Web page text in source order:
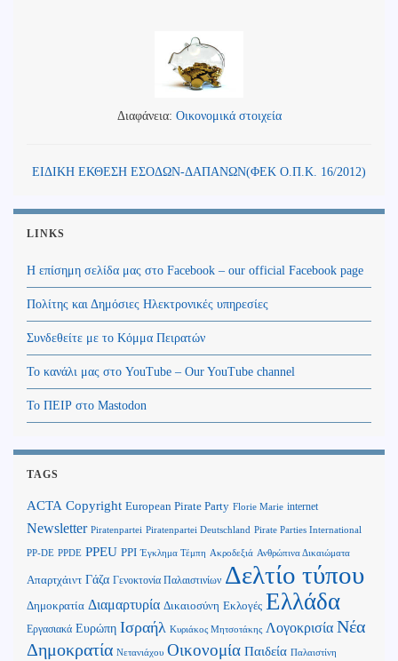
Διαφάνεια: Οικονομικά στοιχεία
ΕΙΔΙΚΗ ΕΚΘΕΣΗ ΕΣΟΔΩΝ-ΔΑΠΑΝΩΝ(ΦΕΚ Ο.Π.Κ. 16/2012)
LINKS
Η επίσημη σελίδα μας στο Facebook – our official Facebook page
Πολίτης και Δημόσιες Ηλεκτρονικές υπηρεσίες
Συνδεθείτε με το Κόμμα Πειρατών
Το κανάλι μας στο YouTube – Our YouTube channel
Το ΠΕΙΡ στο Mastodon
TAGS
ACTA Copyright European Pirate Party Florie Marie internet
Newsletter Piratenpartei Piratenpartei Deutschland Pirate Parties International
PP-DE PPDE PPEU PPI Έγκλημα Τέμπη Ακροδεξιά Ανθρώπινα Δικαιώματα
Απαρτχάιντ Γάζα Γενοκτονία Παλαιστινίων Δελτίο τύπου
Δημοκρατία Διαμαρτυρία Δικαιοσύνη Εκλογές Ελλάδα
Εργασιακά Ευρώπη Ισραήλ Κυριάκος Μητσοτάκης Λογοκρισία Νέα
Δημοκρατία Νετανιάχου Οικονομία Παιδεία Παλαιστίνη